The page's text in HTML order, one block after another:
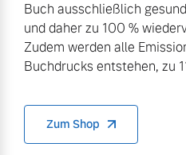
Buch ausschließlich
und daher zu 100 %
Zudem werden alle
Buchdrucks entstehen, zu
Zum Shop